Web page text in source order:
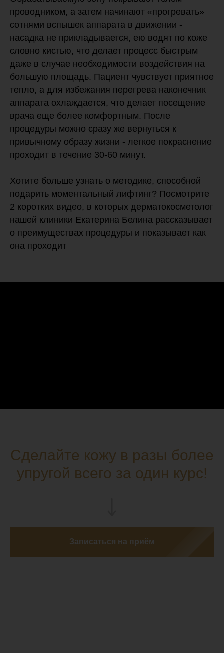
проводником, а затем начинают «прогревать»
сотнями вспышек аппарата в движении -
насадка не прикладывается, ею водят по коже
словно кистью, что делает процесс быстрым
даже в случае необходимости воздействия на
большую площадь. Пациент чувствует приятное
тепло, а для избежания перегрева наконечник
аппарата охлаждается, что делает посещение
врача еще более комфортным. После
процедуры можно сразу же вернуться к
привычному образу жизни - легкое покраснение
проходит в течение 30-60 минут.
Хотите больше узнать о методике, способной
подарить моментальный лифтинг? Посмотрите
2 коротких видео, в которых дерматокосметолог
нашей клиники Екатерина Белина рассказывает
о преимуществах процедуры и показывает как
она проходит
Сделайте кожу в разы более
упругой всего за один курс!
Записаться на приём